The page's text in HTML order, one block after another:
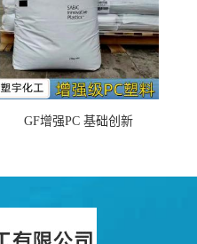
GF增强PC 基础创新